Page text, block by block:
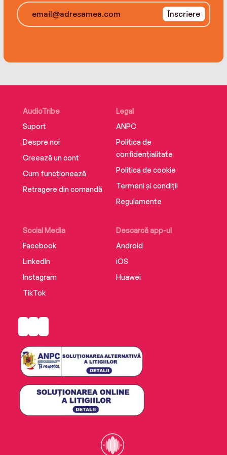
Înscriere
AudioTribe
Suport
Despre noi
Creează un cont
Cum funcționează
Retragere din comandă
Social Media
Facebook
LinkedIn
Instagram
TikTok
Descarcă app-ul
Android
iOS
Huawei
Legal
ANPC
Politica de
confidențialitate
Politica de cookie
Termeni și condiții
Regulamente